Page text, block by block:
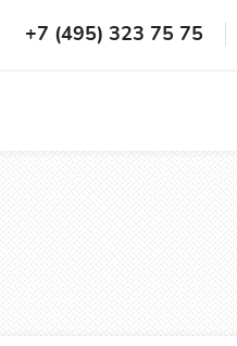
+7 (495) 323 75 75